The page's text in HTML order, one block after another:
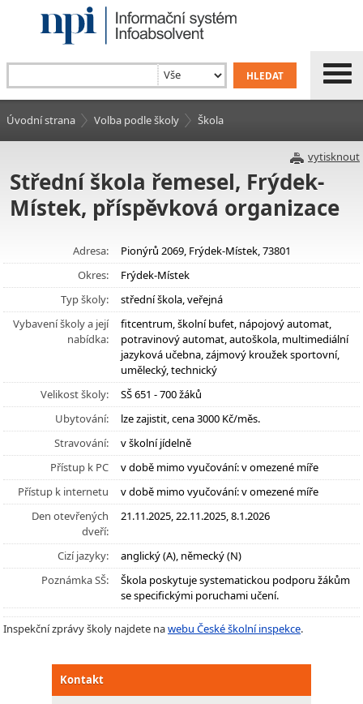
Úvodní strana Volba podle školy Škola
vytisknout
Střední škola řemesel, Frýdek-
Místek, příspěvková organizace
Adresa:
Pionýrů 2069, Frýdek-Místek, 73801
Okres:
Frýdek-Místek
Typ školy:
střední škola, veřejná
Vybavení školy a její
nabídka:
fitcentrum, školní bufet, nápojový automat,
potravinový automat, autoškola, multimediální
jazyková učebna, zájmový kroužek sportovní,
umělecký, technický
Velikost školy:
SŠ 651 - 700 žáků
Ubytování:
lze zajistit, cena 3000 Kč/měs.
Stravování:
v školní jídelně
Přístup k PC
v době mimo vyučování: v omezené míře
Přístup k internetu
v době mimo vyučování: v omezené míře
Den otevřených
dveří:
21.11.2025, 22.11.2025, 8.1.2026
Cizí jazyky:
anglický (A), německý (N)
Poznámka SŠ:
Škola poskytuje systematickou podporu žákům
se specifickými poruchami učení.
Inspekční zprávy školy najdete nawebu České školní inspekce.
Kontakt